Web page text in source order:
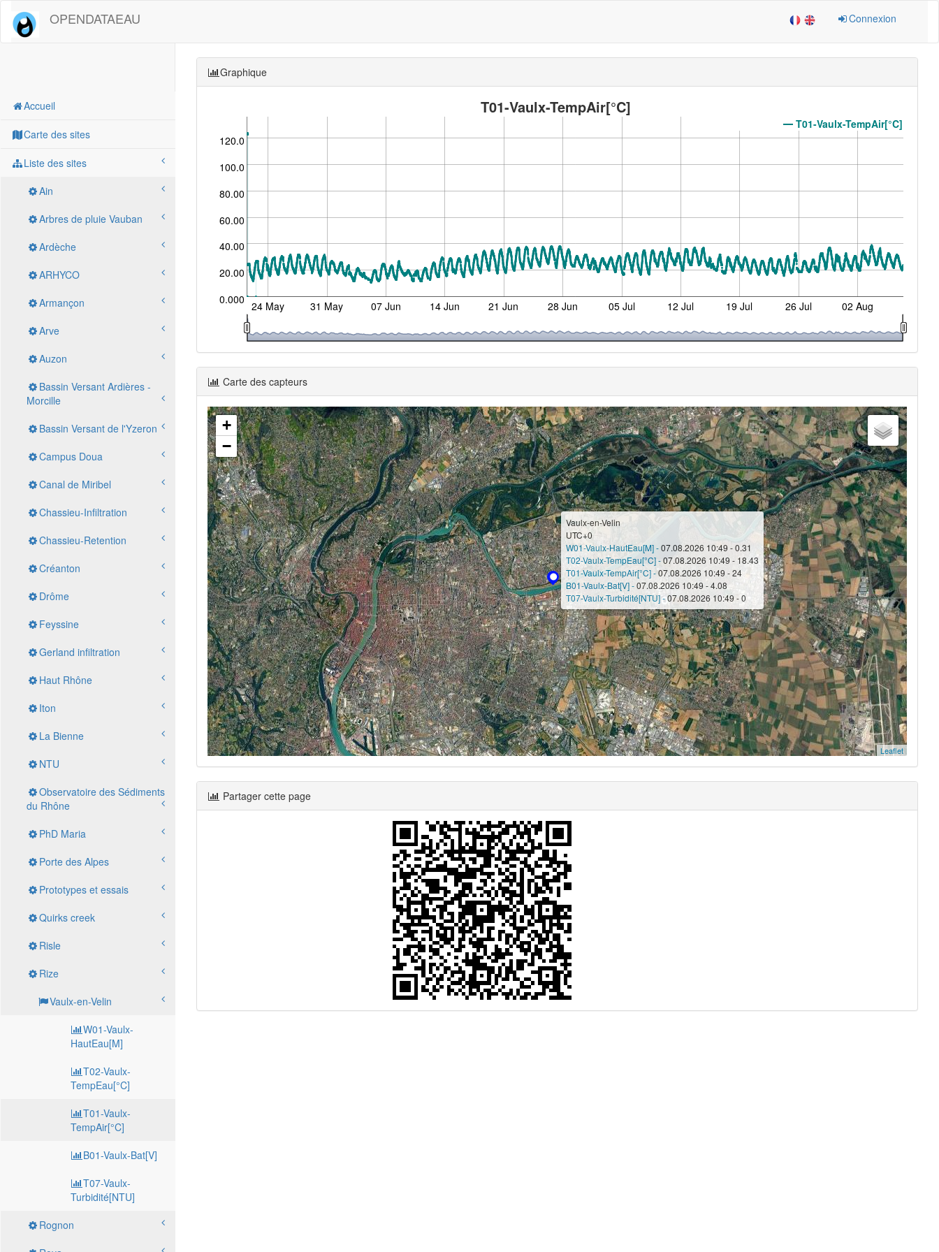
OPENDATAEAU Connexion
Accueil
Carte des sites
Liste des sites
Ain
Arbres de pluie Vauban
Ardèche
ARHYCO
Armançon
Arve
Auzon
Bassin Versant Ardières -
Morcille
Bassin Versant de l'Yzeron
Campus Doua
Canal de Miribel
Chassieu-Infiltration
Chassieu-Retention
Créanton
Drôme
Feyssine
Gerland infiltration
Haut Rhône
Iton
La Bienne
NTU
Observatoire des Sédiments
du Rhône
PhD Maria
Porte des Alpes
Prototypes et essais
Quirks creek
Risle
Rize
Vaulx-en-Velin
W01-Vaulx-
HautEau[M]
T02-Vaulx-
TempEau[°C]
T01-Vaulx-
TempAir[°C]
B01-Vaulx-Bat[V]
T07-Vaulx-
Turbidité[NTU]
Rognon
Graphique
T01-Vaulx-TempAir[°C]
T01-Vaulx-TempAir[°C]
0.000
20.00
40.00
60.00
80.00
100.0
120.0
24 May 31 May 07 Jun 14 Jun 21 Jun 28 Jun 05 Jul 12 Jul 19 Jul 26 Jul 02 Aug
Carte des capteurs
Vaulx-en-Velin
UTC+0
W01-Vaulx-HautEau[M] -07.08.2026 10:49 - 0.31
T02-Vaulx-TempEau[°C] -07.08.2026 10:49 - 18.43
T01-Vaulx-TempAir[°C] -07.08.2026 10:49 - 24
B01-Vaulx-Bat[V] -07.08.2026 10:49 - 4.08
T07-Vaulx-Turbidité[NTU] -07.08.2026 10:49 - 0
+
−
Leaflet
Partager cette page